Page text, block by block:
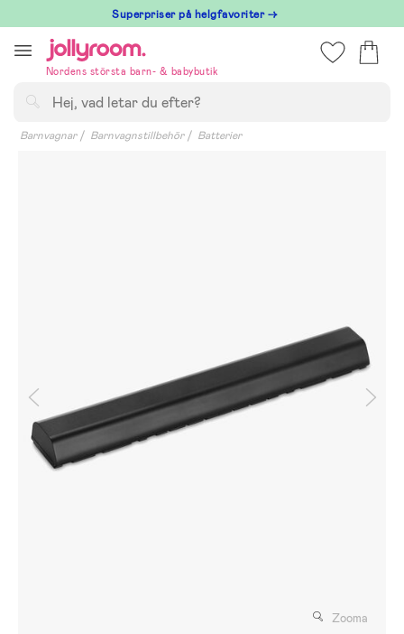
till
innehållet
Superpriser på helgfavoriter →
Nordens största barn- & babybutik
Barnvagnar Barnvagnstillbehör Batterier
Zooma